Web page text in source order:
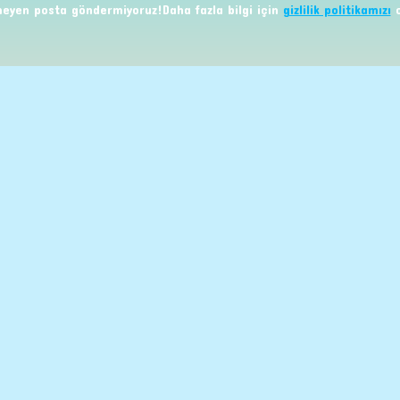
posta göndermiyoruz!Daha fazla bilgi için gizlilik politikamızı